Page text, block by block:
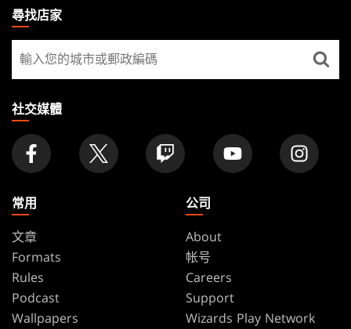
THE
GATHERING
FOOTER
尋找店家
尋
找
家
社交媒體
常用
文章
Formats
Rules
Podcast
Wallpapers
公司
About
帐号
Careers
Support
Wizards Play Network